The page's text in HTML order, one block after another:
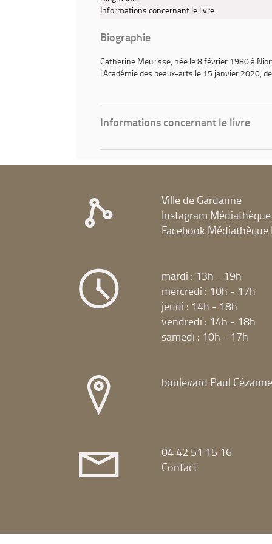
Informations concernant le livre
Biographie
Catherine Meurisse, née le 8 février 1980 à
l'Académie des beaux-arts le 15 janvier 2020,
Informations concernant le livre
Ville de Gardanne
Instagram
Facebook
mardi : 13h - 19h
mercredi : 10h - 17h
jeudi : 14h - 18h
vendredi : 14h - 18h
samedi : 10h - 17h
boulevard Paul
04 42 51 15 16
Contact